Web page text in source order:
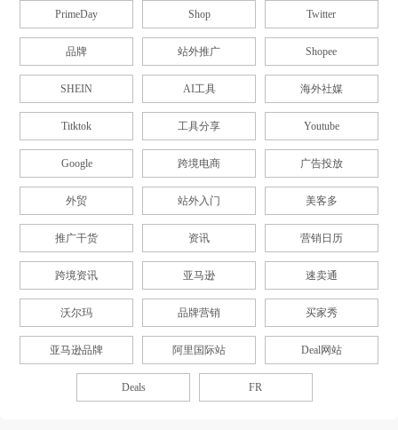
PrimeDay Shop Twitter
品牌 站外推广 Shopee
SHEIN AI工具 海外社媒
Titktok 工具分享 Youtube
Google 跨境电商 广告投放
外贸 站外入门 美客多
推广干货 资讯 营销日历
跨境资讯 亚马逊 速卖通
沃尔玛 品牌营销 买家秀
亚马逊品牌 阿里国际站 Deal网站
Deals FR